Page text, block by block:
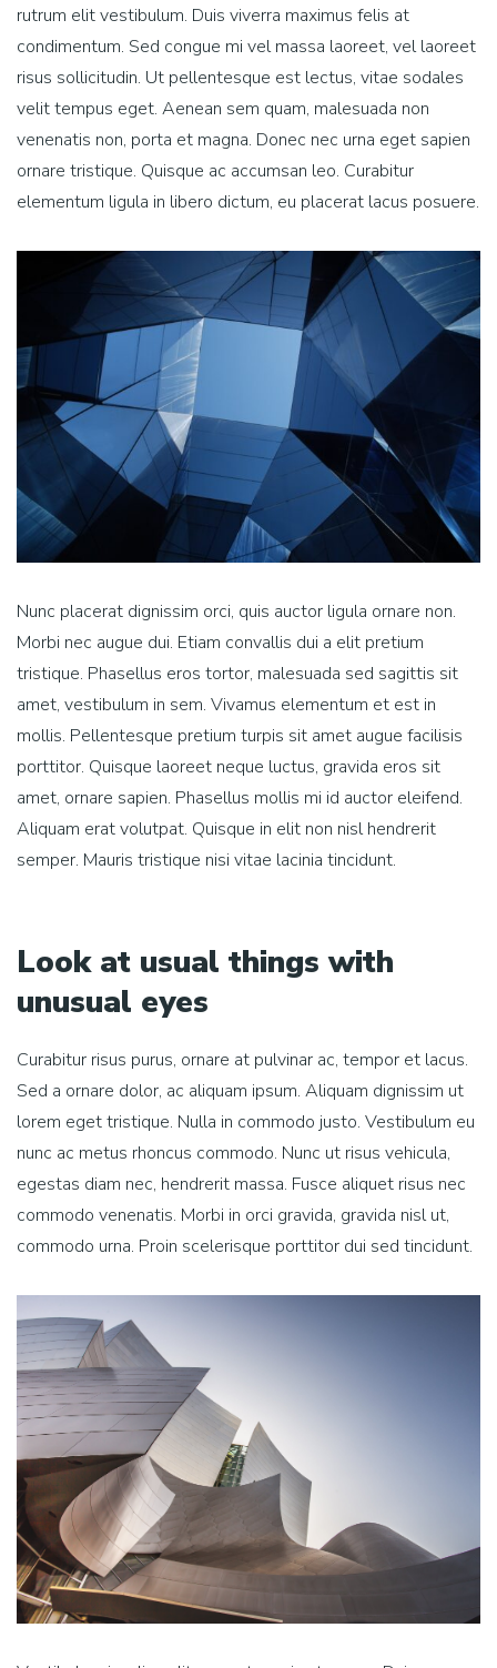
rutrum elit vestibulum. Duis viverra maximus felis at
condimentum. Sed congue mi vel massa laoreet, vel laoreet
risus sollicitudin. Ut pellentesque est lectus, vitae sodales
velit tempus eget. Aenean sem quam, malesuada non
venenatis non, porta et magna. Donec nec urna eget sapien
ornare tristique. Quisque ac accumsan leo. Curabitur
elementum ligula in libero dictum, eu placerat lacus posuere.
Nunc placerat dignissim orci, quis auctor ligula ornare non.
Morbi nec augue dui. Etiam convallis dui a elit pretium
tristique. Phasellus eros tortor, malesuada sed sagittis sit
amet, vestibulum in sem. Vivamus elementum et est in
mollis. Pellentesque pretium turpis sit amet augue facilisis
porttitor. Quisque laoreet neque luctus, gravida eros sit
amet, ornare sapien. Phasellus mollis mi id auctor eleifend.
Aliquam erat volutpat. Quisque in elit non nisl hendrerit
semper. Mauris tristique nisi vitae lacinia tincidunt.
Look at usual things with
unusual eyes
Curabitur risus purus, ornare at pulvinar ac, tempor et lacus.
Sed a ornare dolor, ac aliquam ipsum. Aliquam dignissim ut
lorem eget tristique. Nulla in commodo justo. Vestibulum eu
nunc ac metus rhoncus commodo. Nunc ut risus vehicula,
egestas diam nec, hendrerit massa. Fusce aliquet risus nec
commodo venenatis. Morbi in orci gravida, gravida nisl ut,
commodo urna. Proin scelerisque porttitor dui sed tincidunt.